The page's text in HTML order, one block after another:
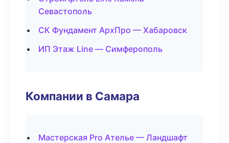
Севастополь
СК Фундамент АрхПро — Хабаровск
ИП Этаж Line — Симферополь
Компании в Самара
Мастерская Pro Ателье — Ландшафт